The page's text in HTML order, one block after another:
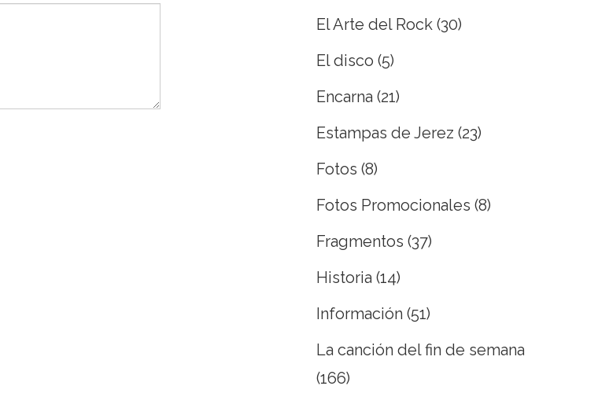
El Arte del Rock (30)
El disco (5)
Encarna (21)
Estampas de Jerez (23)
Fotos (8)
Fotos Promocionales (8)
Fragmentos (37)
Historia (14)
Información (51)
La canción del fin de semana
(166)